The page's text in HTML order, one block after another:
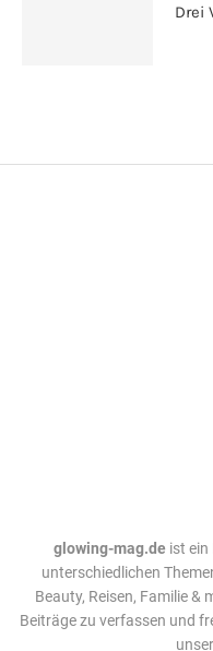
Drei
glowing-mag.de ist
unterschiedlichen
Beauty, Reisen, Familie &
Beiträge zu verfassen und